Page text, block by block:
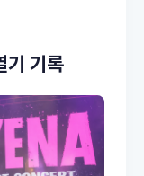
기 기록